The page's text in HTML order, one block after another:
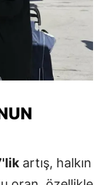
artış, halkın